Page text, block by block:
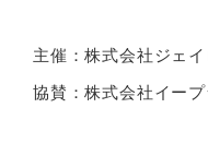
主催：株式会社ジェイ
協賛：株式会社イープ